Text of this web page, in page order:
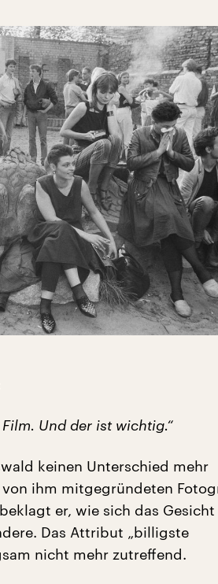
Und der ist wichtig.“
keinen Unterschied mehr
ihm mitgegründeten
er, wie sich das Gesicht
Das Attribut „billigste
nicht mehr zutreffend.